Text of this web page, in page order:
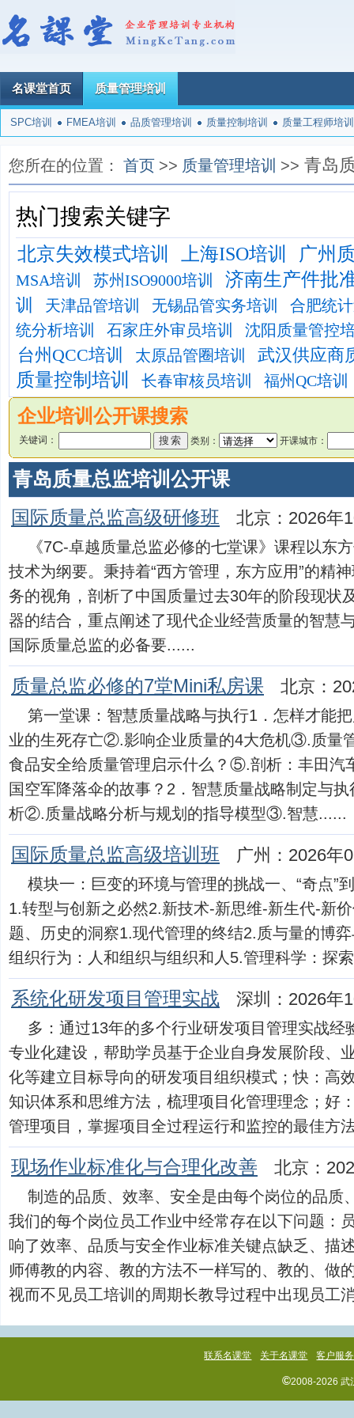
名课堂首页 质量管理培训
SPC培训 FMEA培训 品质管理培训 质量控制培训 质量工程师培训
您所在的位置： 首页 >> 质量管理培训 >> 青岛
热门搜索关键字
北京失效模式培训 上海ISO培训 广州
MSA培训 苏州ISO9000培训 济南生产件批
训 天津品管培训 无锡品管实务培训
合肥统
统分析培训
石家庄外审员培训 沈阳质量管控
台州QCC培训 太原品管圈培训 武汉供应商
质量控制培训 长春审核员培训 福州QC培训
企业培训公开课搜索
关键词： 类别： 开课城市：
青岛质量总监培训公开课
国际质量总监高级研修班 北京：2026年
《7C-卓越质量总监必修的七堂课》课程以东
技术为纲要。秉持着“西方管理，东方应用”的精
务的视角，剖析了中国质量过去30年的阶段现状
器的结合，重点阐述了现代企业经营质量的智慧
国际质量总监的必备要......
质量总监必修的7堂Mini私房课 北京：
第一堂课：智慧质量战略与执行1．怎样才能
业的生死存亡②.影响企业质量的4大危机③.质量
食品安全给质量管理启示什么？⑤.剖析：丰田汽
国空军降落伞的故事？2．智慧质量战略制定与
析②.质量战略分析与规划的指导模型③.智慧......
国际质量总监高级培训班 广州：2026年
模块一：巨变的环境与管理的挑战一、“奇点”
1.转型与创新之必然2.新技术-新思维-新生代-新
题、历史的洞察1.现代管理的终结2.质与量的博
组织行为：人和组织与组织和人5.管理科学：探
系统化研发项目管理实战 深圳：2026年
多：通过13年的多个行业研发项目管理实战经
专业化建设，帮助学员基于企业自身发展阶段、
化等建立目标导向的研发项目组织模式；快：高
知识体系和思维方法，梳理项目化管理理念；好
管理项目，掌握项目全过程运行和监控的最佳方
现场作业标准化与合理化改善 北京：
制造的品质、效率、安全是由每个岗位的品质
我们的每个岗位员工作业中经常存在以下问题：
响了效率、品质与安全作业标准关键点缺乏、描
师傅教的内容、教的方法不一样写的、教的、做
视而不见员工培训的周期长教导过程中出现员工
联系名课堂 关于名课堂 客户服
©2008-2026 武